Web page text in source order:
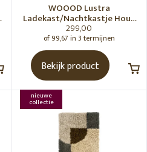
WOOOD Lustra
Ladekast/Nachtkastje Hout
Hoogglans Groen [Fsc]
299,00
of 99,67 in 3 termijnen
Bekijk product
nieuwe
collectie